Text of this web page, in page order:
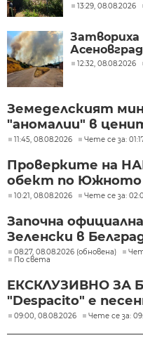
13:29, 08.08.2026
12:32, 08.08.2026
Земеделският
"аномалии" в
11:45, 08.08.2026 Чете се за:
Проверките на
обект по Южното
10:21, 08.08.2026 Чете се за:
Започна
Зеленски в
08:27, 08.08.2026 (обновена)
По света
ЕКСКЛУЗИВНО ЗА
"Despacito" е
09:00, 08.08.2026 Чете се за: